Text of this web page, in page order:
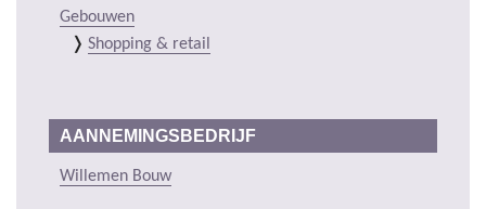
Gebouwen
Shopping & retail
AANNEMINGSBEDRIJF
Willemen Bouw